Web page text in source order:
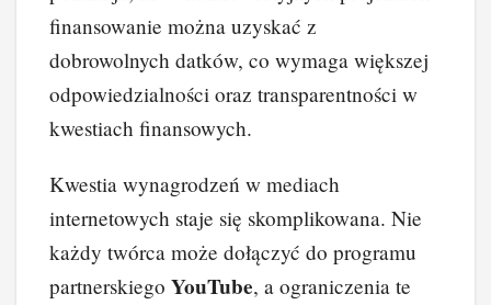
finansowanie można uzyskać z
dobrowolnych datków, co wymaga większej
odpowiedzialności oraz transparentności w
kwestiach finansowych.
Kwestia wynagrodzeń w mediach
internetowych staje się skomplikowana. Nie
każdy twórca może dołączyć do programu
partnerskiego YouTube, a ograniczenia te